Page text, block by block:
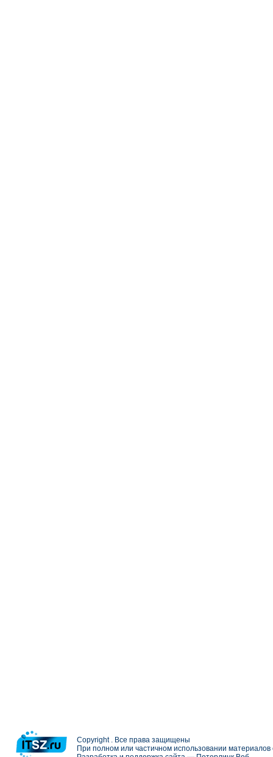
Copyright . Все права защищены
При полном или частичном использовании